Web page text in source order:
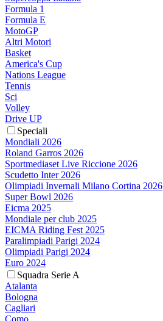
Formula 1
Formula E
MotoGP
Altri Motori
Basket
America's Cup
Nations League
Tennis
Sci
Volley
Drive UP
Speciali
Mondiali 2026
Roland Garros 2026
Sportmediaset Live Riccione 2026
Scudetto Inter 2026
Olimpiadi Invernali Milano Cortina 2026
Super Bowl 2026
Eicma 2025
Mondiale per club 2025
EICMA Riding Fest 2025
Paralimpiadi Parigi 2024
Olimpiadi Parigi 2024
Euro 2024
Squadra Serie A
Atalanta
Bologna
Cagliari
Como